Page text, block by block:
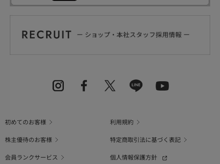
初めてのお客様
利用規約
株主優待のお客様
特定商取引法に基づく表記
会員ランクサービス
個人情報保護方針